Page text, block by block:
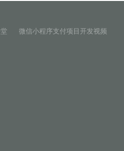
微信小程序支付项目开发视频